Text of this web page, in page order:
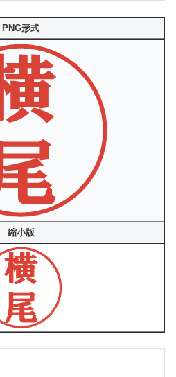
PNG形式
縮小版